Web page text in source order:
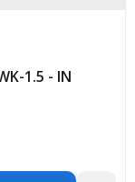
1.5 - IN